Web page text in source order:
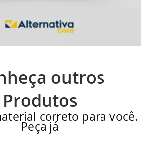
outros
Produtos
correto para você.
Peça já